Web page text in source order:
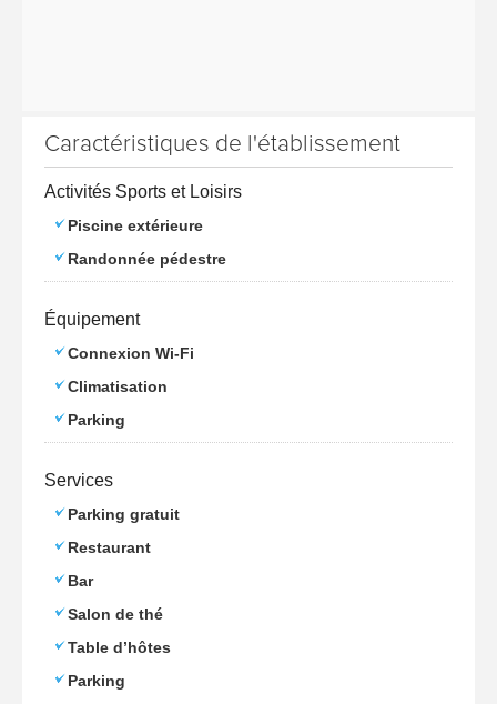
Caractéristiques de l'établissement
Activités Sports et Loisirs
Piscine extérieure
Randonnée pédestre
Équipement
Connexion Wi-Fi
Climatisation
Parking
Services
Parking gratuit
Restaurant
Bar
Salon de thé
Table d’hôtes
Parking